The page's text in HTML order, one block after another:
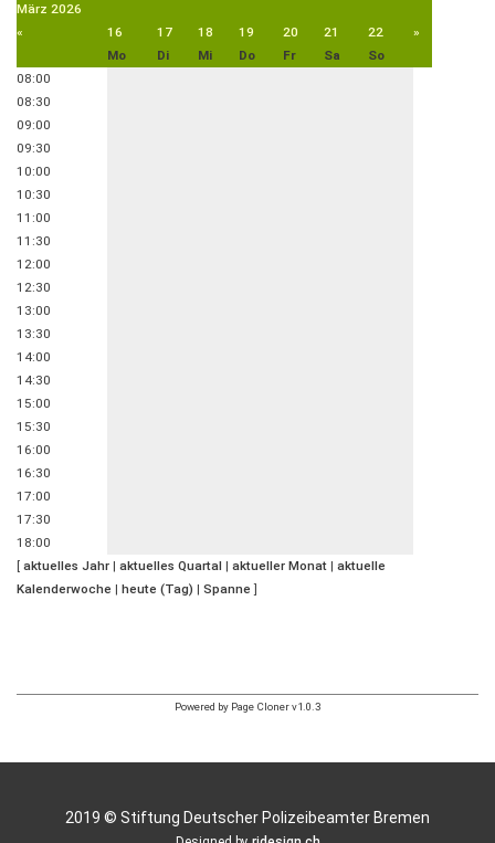
März 2026
«
16 17 18 19 20 21 22
»
Mo
Di Mi Do Fr Sa
So
08:00
08:30
09:00
09:30
10:00
10:30
11:00
11:30
12:00
12:30
13:00
13:30
14:00
14:30
15:00
15:30
16:00
16:30
17:00
17:30
18:00
[ aktuelles Jahr | aktuelles Quartal | aktueller Monat | aktuelle
Kalenderwoche | heute (Tag) | Spanne ]
Powered by Page Cloner v1.0.3
2019 © Stiftung Deutscher Polizeibeamter Bremen